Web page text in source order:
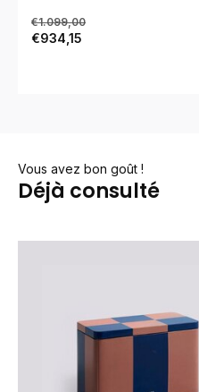
€1.099,00
€934,15
Vous avez bon goût !
Déjà consulté